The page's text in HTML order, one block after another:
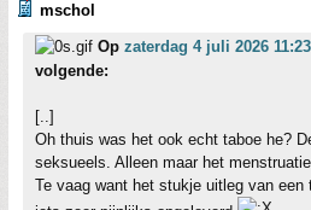
mschol
Op zaterdag 4 juli 2026 11:23
volgende:
[..]
Oh thuis was het ook echt taboe he?
seksueels. Alleen maar het
Te vaag want het stukje uitleg van een